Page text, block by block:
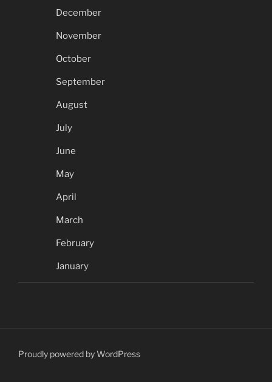
December
November
October
September
August
July
June
May
April
March
February
January
Proudly powered by WordPress